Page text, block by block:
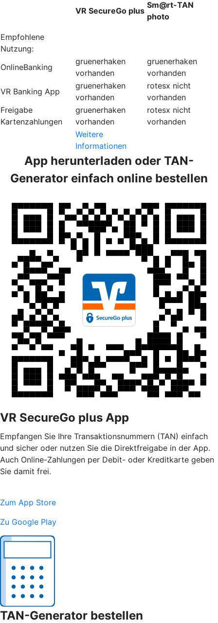
VR SecureGo plus
Sm@rt-TAN
photo
Empfohlene
Nutzung:
OnlineBanking
gruenerhaken
vorhanden
gruenerhaken
vorhanden
VR Banking App
gruenerhaken
vorhanden
rotesx nicht
vorhanden
Freigabe
Kartenzahlungen
gruenerhaken
vorhanden
rotesx nicht
vorhanden
Weitere
Informationen
App herunterladen oder TAN-
Generator einfach online bestellen
VR SecureGo plus App
Empfangen Sie Ihre Transaktionsnummern (TAN) einfach
und sicher oder nutzen Sie die Direktfreigabe in der App.
Auch Online-Zahlungen per Debit- oder Kreditkarte geben
Sie damit frei.
Zum App Store
Zu Google Play
TAN-Generator bestellen